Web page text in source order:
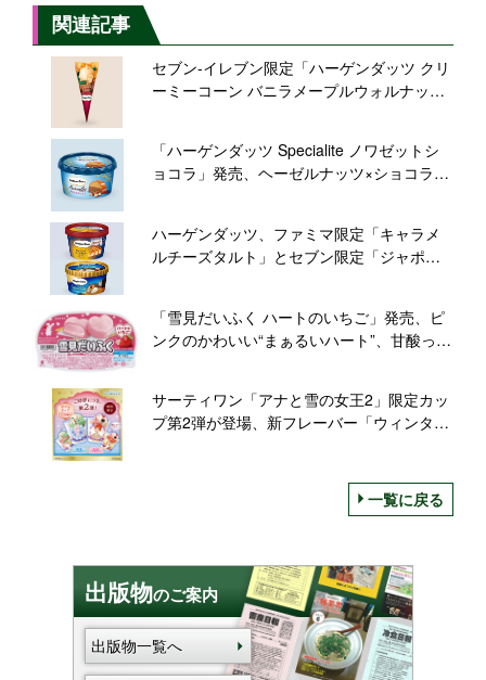
関連記事
セブン-イレブン限定「ハーゲンダッツ クリ
ーミーコーン バニラメープルウォルナッ
「ハーゲンダッツ Specialite ノワゼットシ
ョコラ」発売、ヘーゼルナッツ×ショコラの
ハーゲンダッツ、ファミマ限定「キャラメ
ルチーズタルト」とセブン限定「ジャポネ
「雪見だいふく ハートのいちご」発売、ピ
ンクのかわいい“まぁるいハート”、甘酸っぱ
サーティワン「アナと雪の女王2」限定カッ
プ第2弾が登場、新フレーバー「ウィンター
一覧に戻る
出版物のご案内
出版物一覧へ